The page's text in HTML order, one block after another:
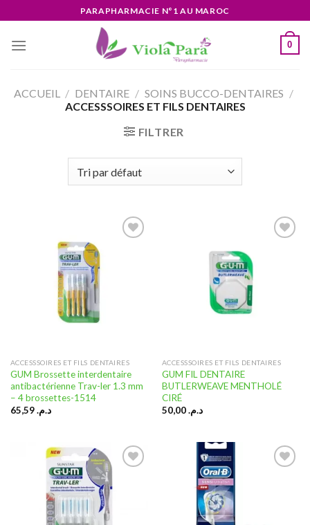
to
content
PARAPHARMACIE N°1 AU MAROC
0
ACCUEIL / DENTAIRE / SOINS BUCCO-DENTAIRES /
ACCESSSOIRES ET FILS DENTAIRES
FILTRER
ACCESSSOIRES ET FILS DENTAIRES
GUM Brossette interdentaire
antibactérienne Trav-ler 1.3 mm
– 4 brossettes-1514
د.م.65,59
ACCESSSOIRES ET FILS DENTAIRES
GUM FIL DENTAIRE
BUTLERWEAVE MENTHOLÉ
CIRÉ
د.م.50,00